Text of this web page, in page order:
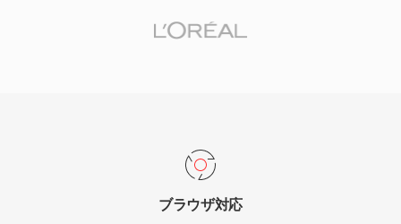
ブラウザ対応